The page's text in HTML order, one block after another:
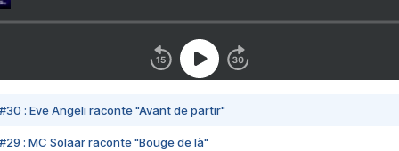
#30 : Eve Angeli raconte "Avant de partir"
#29 : MC Solaar raconte "Bouge de là"